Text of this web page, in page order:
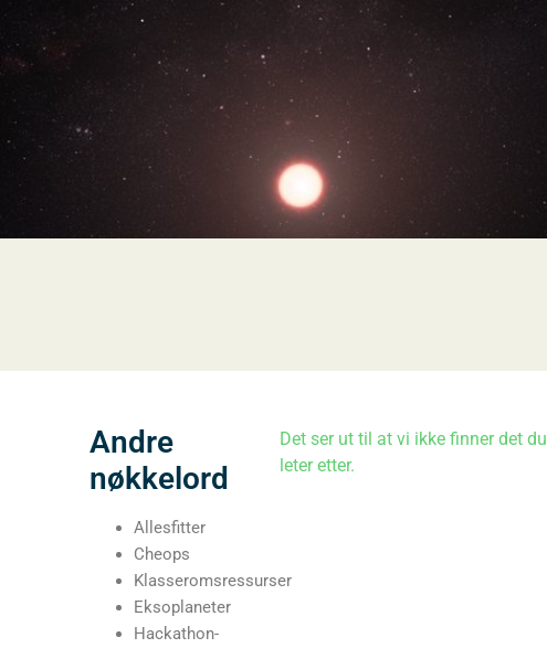
Andre
nøkkelord
Allesfitter
Cheops
Klasseromsressurser
Eksoplaneter
Hackathon-
Det ser ut til at vi ikke finner det du
leter etter.